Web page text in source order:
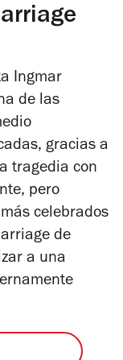
Ingmar
de las
gracias a
tragedia con
pero
celebrados
de
a una